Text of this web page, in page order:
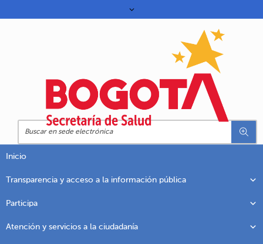
Inicio
Transparencia y acceso a la información pública
Participa
Atención y servicios a la ciudadanía